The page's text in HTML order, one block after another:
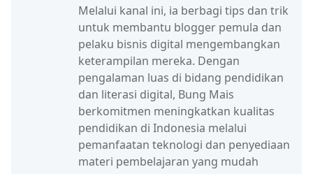
Melalui kanal ini, ia berbagi tips dan trik
untuk membantu blogger pemula dan
pelaku bisnis digital mengembangkan
keterampilan mereka. Dengan
pengalaman luas di bidang pendidikan
dan literasi digital, Bung Mais
berkomitmen meningkatkan kualitas
pendidikan di Indonesia melalui
pemanfaatan teknologi dan penyediaan
materi pembelajaran yang mudah